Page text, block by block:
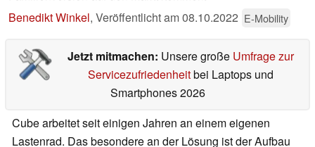
Benedikt Winkel, Veröffentlicht am08.10.2022 E-Mobility
Jetzt mitmachen: Unsere große Umfrage zur
Servicezufriedenheitbei Laptops und
Smartphones 2026
Cube arbeitet seit einigen Jahren an einem eigenen
Lastenrad. Das besondere an der Lösung ist der Aufbau